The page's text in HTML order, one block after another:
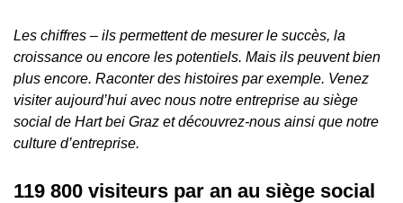
Les chiffres – ils permettent de mesurer le succès, la
croissance ou encore les potentiels. Mais ils peuvent bien
plus encore. Raconter des histoires par exemple. Venez
visiter aujourd’hui avec nous notre entreprise au siège
social de Hart bei Graz et découvrez-nous ainsi que notre
culture d’entreprise.
119 800 visiteurs par an au siège social